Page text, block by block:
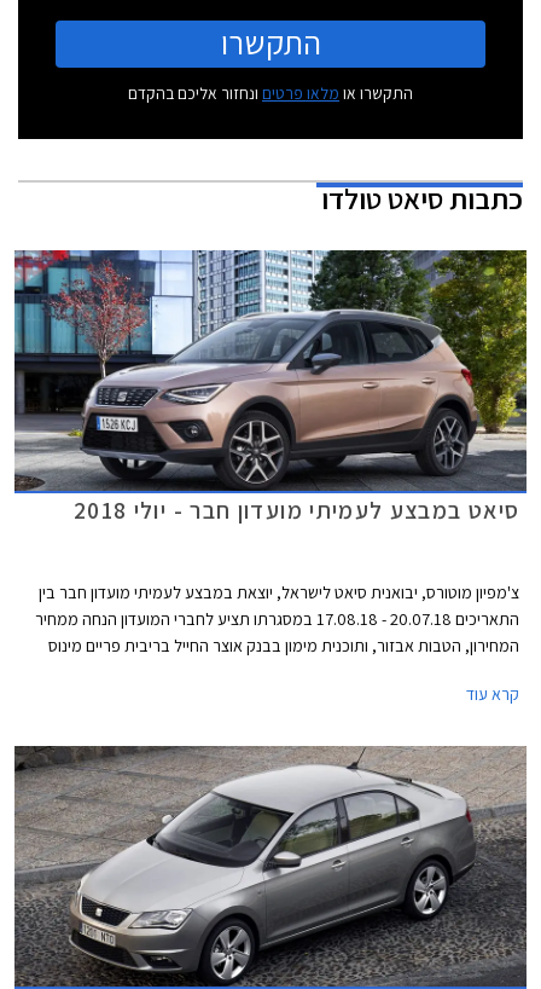
התקשרו
התקשרו או מלאו פרטים ונחזור אליכם בהקדם
כתבותסיאט טולדו
סיאט במבצע לעמיתי מועדון חבר - יולי 2018
צ'מפיון מוטורס, יבואנית סיאט לישראל, יוצאת במבצע לעמיתי מועדון חבר בין
התאריכים 20.07.18 - 17.08.18 במסגרתו תציע לחברי המועדון הנחה ממחיר
המחירון, הטבות אבזור, ותוכנית מימון בבנק אוצר החייל בריבית פריים מינוס
והנחה בגובה 20% ברכישת אבזור בהתקנה מקומית.
קרא עוד